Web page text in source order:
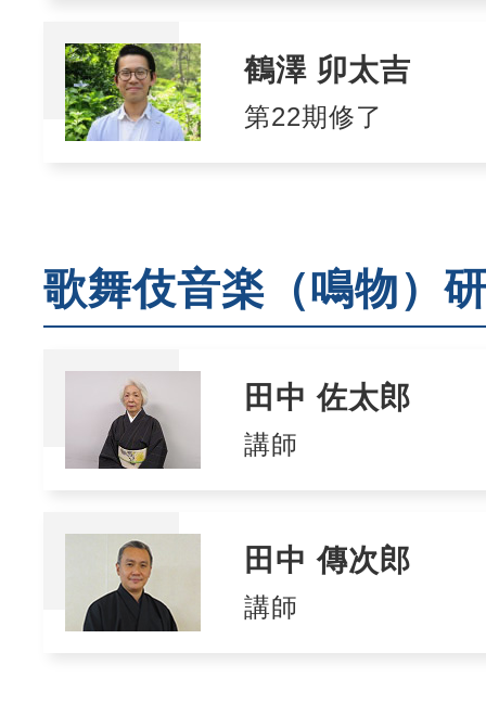
鶴澤 卯太吉
第22期修了
歌舞伎音楽（鳴物）
田中 佐太郎
講師
田中 傳次郎
講師